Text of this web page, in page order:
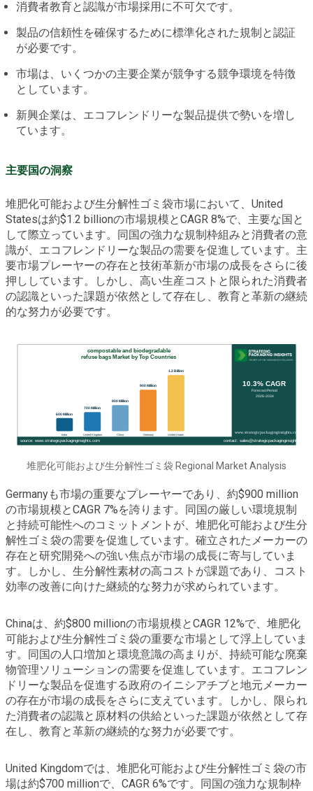
消費者教育と認識が市場採用に不可欠です。
製品の信頼性を確保するために標準化された規制と認証
が必要です。
市場は、いくつかの主要企業が競争する競争環境を特徴
としています。
新興企業は、エコフレンドリーな製品提供で勢いを増し
ています。
主要国の洞察
堆肥化可能および生分解性ゴミ袋市場において、United
Statesは約$1.2 billionの市場規模とCAGR 8%で、主要な国と
して際立っています。同国の強力な規制枠組みと消費者の意
識が、エコフレンドリーな製品の需要を促進しています。主
要市場プレーヤーの存在と技術革新が市場の成長をさらに後
押ししています。しかし、高い生産コストと限られた消費者
の認識といった課題が依然として存在し、教育と革新の継続
的な努力が必要です。
堆肥化可能および生分解性ゴミ袋 Regional Market Analysis
Germanyも市場の重要なプレーヤーであり、約$900 million
の市場規模とCAGR 7%を誇ります。同国の厳しい環境規制
と持続可能性へのコミットメントが、堆肥化可能および生分
解性ゴミ袋の需要を促進しています。確立されたメーカーの
存在と研究開発への強い焦点が市場の成長に寄与していま
す。しかし、生分解性素材の高コストが課題であり、コスト
効率の改善に向けた継続的な努力が求められています。
Chinaは、約$800 millionの市場規模とCAGR 12%で、堆肥化
可能および生分解性ゴミ袋の重要な市場として浮上していま
す。同国の人口増加と環境意識の高まりが、持続可能な廃棄
物管理ソリューションの需要を促進しています。エコフレン
ドリーな製品を促進する政府のイニシアチブと地元メーカー
の存在が市場の成長をさらに支えています。しかし、限られ
た消費者の認識と原材料の供給といった課題が依然として存
在し、教育と革新の継続的な努力が必要です。
United Kingdomでは、堆肥化可能および生分解性ゴミ袋の市
場は約$700 millionで、CAGR 6%です。同国の強力な規制枠